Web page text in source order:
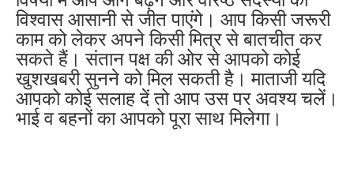
विश्वास आसानी से जीत पाएंगे। आप किसी जरूरी
काम को लेकर अपने किसी मित्र से बातचीत कर
सकते हैं। संतान पक्ष की ओर से आपको कोई
खुशखबरी सुनने को मिल सकती है। माताजी यदि
आपको कोई सलाह दें तो आप उस पर अवश्य चलें।
भाई व बहनों का आपको पूरा साथ मिलेगा।